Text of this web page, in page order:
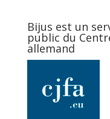
Bijus est un
public du
allemand